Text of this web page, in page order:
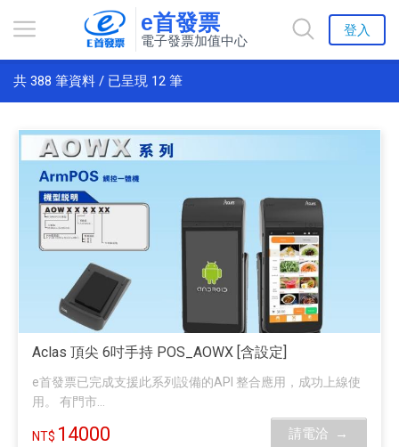
e首發票
電子發票加值中心
登入
共 388 筆資料 / 已呈現 12 筆
Aclas 頂尖 6吋手持 POS_AOWX [含設定]
e首發票已完成支援此系列設備的API 整合應用，成功上線使
用。 有門市...
14000 請電洽